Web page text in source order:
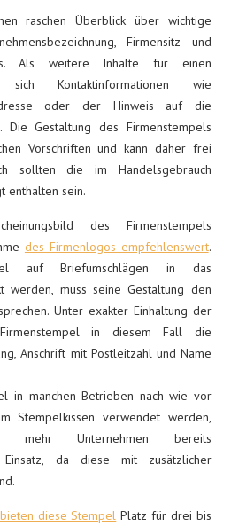
raschen Überblick über wichtige
Firmensitz und
Als weitere Inhalte für einen
sich Kontaktinformationen wie
oder der Hinweis auf die
Die Gestaltung des Firmenstempels
Vorschriften und kann daher frei
sollten die im Handelsgebrauch
enthalten sein.
des Firmenstempels
des Firmenlogos empfehlenswert.
auf Briefumschlägen in das
werden, muss seine Gestaltung den
Unter exakter Einhaltung der
in diesem Fall die
Anschrift mit Postleitzahl und Name
in manchen Betrieben nach wie vor
Stempelkissen verwendet werden,
Unternehmen bereits
Einsatz, da diese mit zusätzlicher
bieten diese Stempel Platz für drei bis